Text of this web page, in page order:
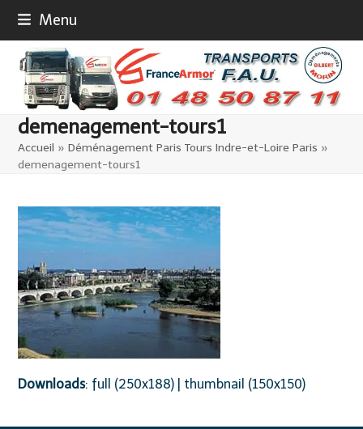
content
Menu
demenagement-tours1
Accueil »Déménagement Paris Tours Indre-et-Loire Paris »
demenagement-tours1
Downloads: full (250x188) thumbnail (150x150)